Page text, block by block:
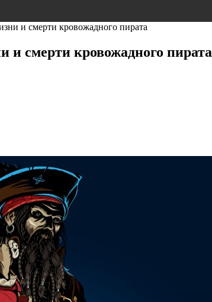
и смерти кровожадного пирата
и смерти кровожадного пирата